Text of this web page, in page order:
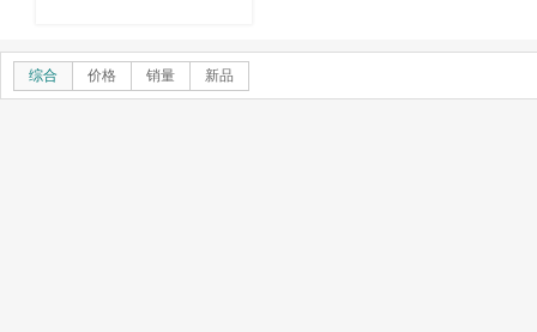
综合 价格 销量 新品